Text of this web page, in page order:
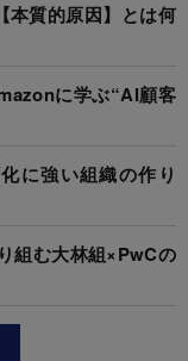
本質的原因】とは何
に学ぶ“AI顧客
に強い組織の作り
組む大林組×PwCの